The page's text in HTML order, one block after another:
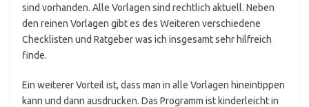
sind vorhanden. Alle Vorlagen sind rechtlich aktuell. Neben
den reinen Vorlagen gibt es des Weiteren verschiedene
Checklisten und Ratgeber was ich insgesamt sehr hilfreich
finde.
Ein weiterer Vorteil ist, dass man in alle Vorlagen hineintippen
kann und dann ausdrucken. Das Programm ist kinderleicht in